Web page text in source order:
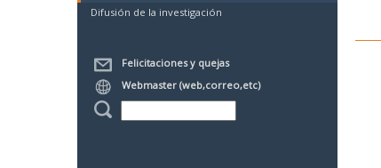
Difusión de la investigación
Felicitaciones y quejas
Webmaster (web,correo,etc)